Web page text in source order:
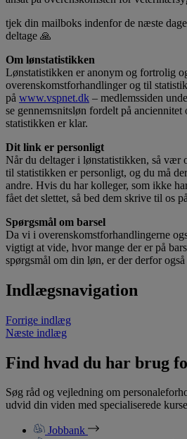
tjek din mailboks indenfor de næste
deltage 🙏
Om lønstatistikken
Lønstatistikken er anonym og fortrolig
overenskomstforhandlinger og til
på www.vspnet.dk – medlemssiden
se gennemsnitsløn fordelt på anciennitet
statistikken er klar.
Dit link er personligt
Når du deltager i lønstatistikken, så vær
til statistikken er personligt, og du må
andre. Hvis du har kolleger, som ikke
fået det slettet, så bed dem skrive til os på
Spørgsmål om barsel
Da vi i overenskomstforhandlingerne
vigtigt at vide, hvor mange der er på
spørgsmål om din løn, er der derfor
Indlægsnavigation
Forrige indlæg
Næste indlæg
Find hvad du har brug
Søg råd og vejledning om
udvid din viden med specialiserede
Jobbank